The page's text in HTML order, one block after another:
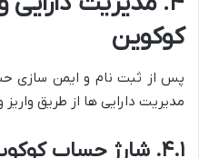
کوکوین
پس از ثبت نام و ایمن سازی
مدیریت دارایی ها از طریق
۴.۱. شارژ حساب کوکوین (واریز ارز دیجیتال)